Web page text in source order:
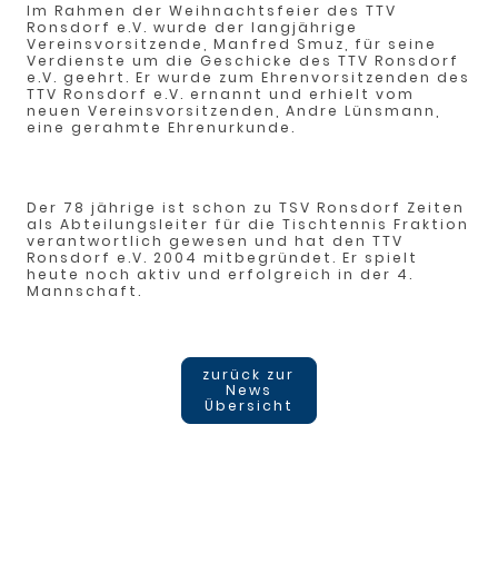
Im Rahmen der Weihnachtsfeier des TTV
Ronsdorf e.V. wurde der langjährige
Vereinsvorsitzende, Manfred Smuz, für seine
Verdienste um die Geschicke des TTV Ronsdorf
e.V. geehrt. Er wurde zum Ehrenvorsitzenden des
TTV Ronsdorf e.V. ernannt und erhielt vom
neuen Vereinsvorsitzenden, Andre Lünsmann,
eine gerahmte Ehrenurkunde.
Der 78 jährige ist schon zu TSV Ronsdorf Zeiten
als Abteilungsleiter für die Tischtennis Fraktion
verantwortlich gewesen und hat den TTV
Ronsdorf e.V. 2004 mitbegründet. Er spielt
heute noch aktiv und erfolgreich in der 4.
Mannschaft.
zurück zur
News
Übersicht